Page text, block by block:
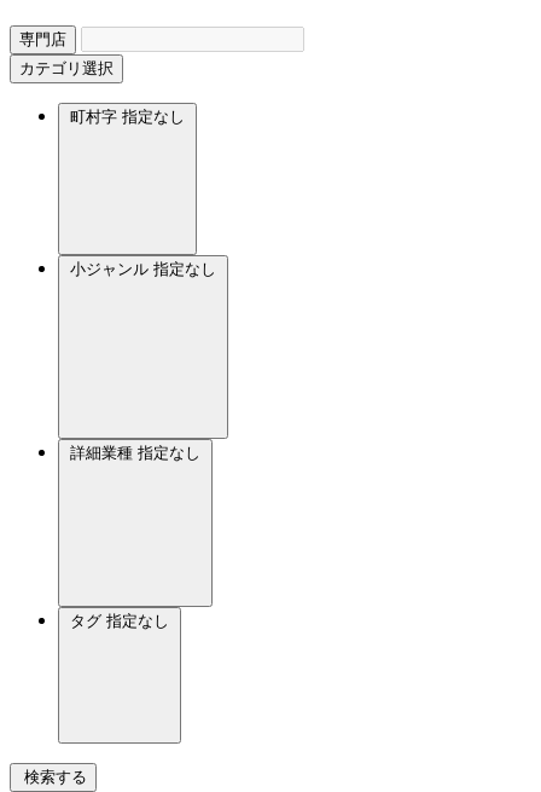
専門店
カテゴリ選択
町村字 指定なし
小ジャンル 指定なし
詳細業種 指定なし
タグ 指定なし
検索する